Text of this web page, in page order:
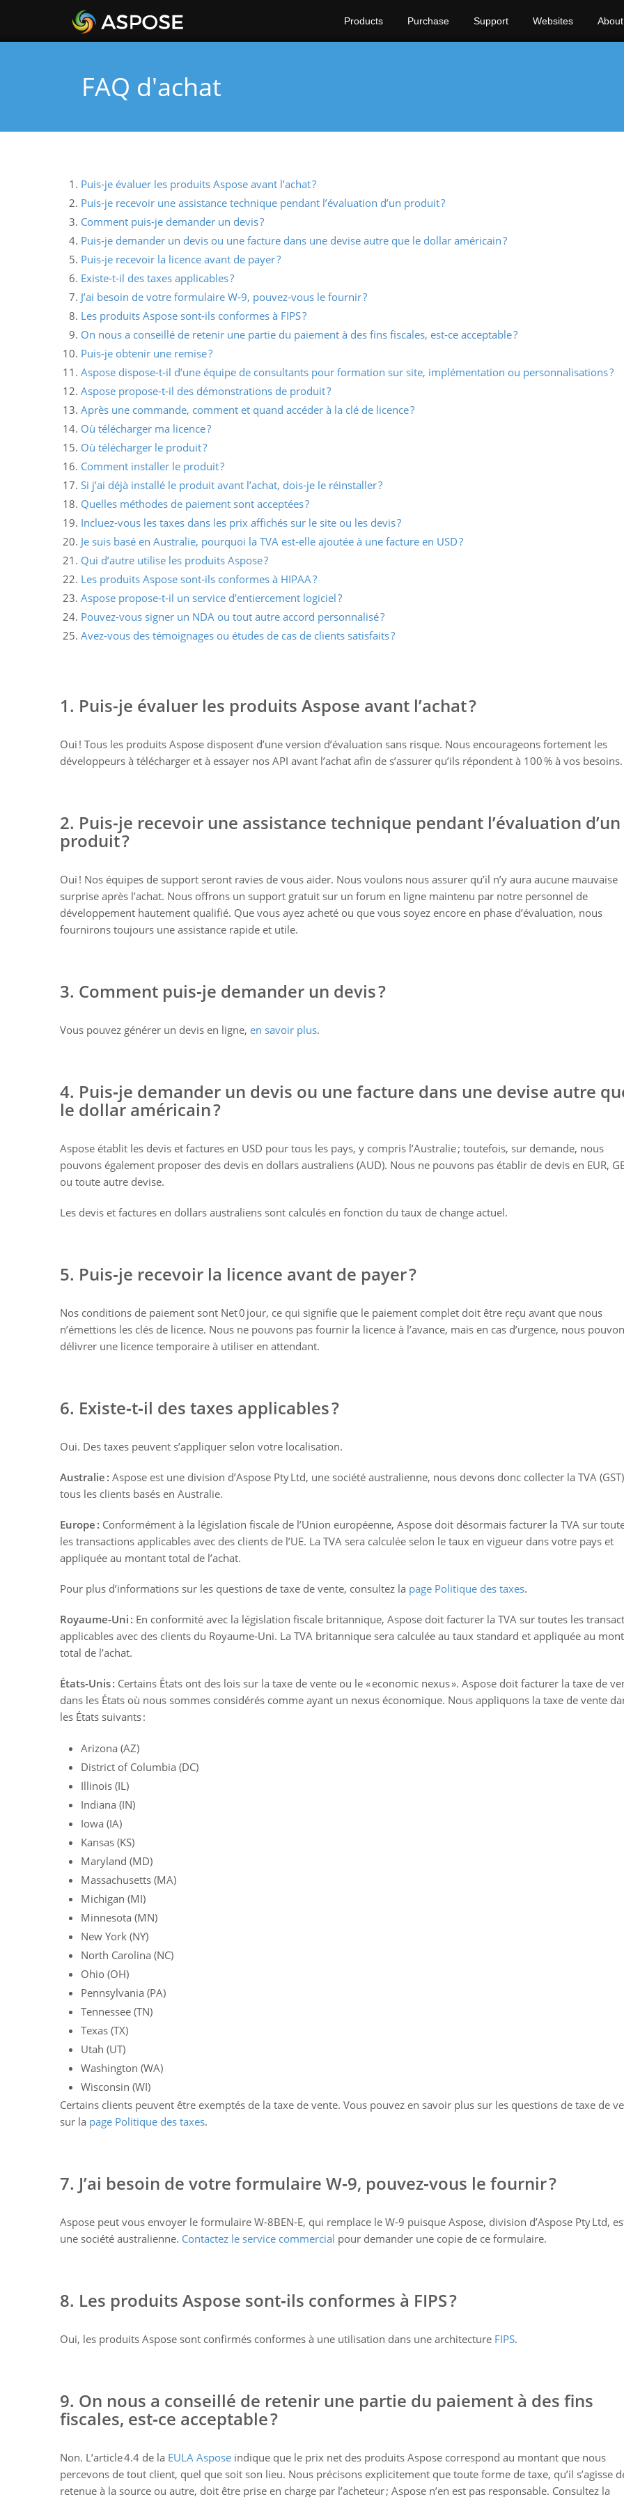
Products Purchase Support Websites About
FAQ d'achat
Puis-je évaluer les produits Aspose avant l’achat ?
Puis-je recevoir une assistance technique pendant l’évaluation d’un produit ?
Comment puis‑je demander un devis ?
Puis‑je demander un devis ou une facture dans une devise autre que le dollar américain ?
Puis‑je recevoir la licence avant de payer ?
Existe‑t‑il des taxes applicables ?
J’ai besoin de votre formulaire W‑9, pouvez‑vous le fournir ?
Les produits Aspose sont‑ils conformes à FIPS ?
On nous a conseillé de retenir une partie du paiement à des fins fiscales, est‑ce acceptable ?
Puis‑je obtenir une remise ?
Aspose dispose‑t‑il d’une équipe de consultants pour formation sur site, implémentation ou personnalisations ?
Aspose propose‑t‑il des démonstrations de produit ?
Après une commande, comment et quand accéder à la clé de licence ?
Où télécharger ma licence ?
Où télécharger le produit ?
Comment installer le produit ?
Si j’ai déjà installé le produit avant l’achat, dois‑je le réinstaller ?
Quelles méthodes de paiement sont acceptées ?
Incluez‑vous les taxes dans les prix affichés sur le site ou les devis ?
Je suis basé en Australie, pourquoi la TVA est‑elle ajoutée à une facture en USD ?
Qui d’autre utilise les produits Aspose ?
Les produits Aspose sont‑ils conformes à HIPAA ?
Aspose propose‑t‑il un service d’entiercement logiciel ?
Pouvez‑vous signer un NDA ou tout autre accord personnalisé ?
Avez‑vous des témoignages ou études de cas de clients satisfaits ?
1. Puis-je évaluer les produits Aspose avant l’achat ?
Oui ! Tous les produits Aspose disposent d’une version d’évaluation sans risque. Nous encourageons fortement les
développeurs à télécharger et à essayer nos API avant l’achat afin de s’assurer qu’ils répondent à 100 % à vos besoins.
2. Puis-je recevoir une assistance technique pendant l’évaluation d’un
produit ?
Oui ! Nos équipes de support seront ravies de vous aider. Nous voulons nous assurer qu’il n’y aura aucune mauvaise
surprise après l’achat. Nous offrons un support gratuit sur un forum en ligne maintenu par notre personnel de
développement hautement qualifié. Que vous ayez acheté ou que vous soyez encore en phase d’évaluation, nous
fournirons toujours une assistance rapide et utile.
3. Comment puis‑je demander un devis ?
Vous pouvez générer un devis en ligne, en savoir plus.
4. Puis‑je demander un devis ou une facture dans une devise autre
le dollar américain ?
Aspose établit les devis et factures en USD pour tous les pays, y compris l’Australie ; toutefois, sur demande, nous
pouvons également proposer des devis en dollars australiens (AUD). Nous ne pouvons pas établir de devis en EUR,
ou toute autre devise.
Les devis et factures en dollars australiens sont calculés en fonction du taux de change actuel.
5. Puis‑je recevoir la licence avant de payer ?
Nos conditions de paiement sont Net 0 jour, ce qui signifie que le paiement complet doit être reçu avant que nous
n’émettions les clés de licence. Nous ne pouvons pas fournir la licence à l’avance, mais en cas d’urgence, nous
délivrer une licence temporaire à utiliser en attendant.
6. Existe‑t‑il des taxes applicables ?
Oui. Des taxes peuvent s’appliquer selon votre localisation.
Australie : Aspose est une division d’Aspose Pty Ltd, une société australienne, nous devons donc collecter la TVA
tous les clients basés en Australie.
Europe : Conformément à la législation fiscale de l’Union européenne, Aspose doit désormais facturer la TVA sur
les transactions applicables avec des clients de l’UE. La TVA sera calculée selon le taux en vigueur dans votre pays et
appliquée au montant total de l’achat.
Pour plus d’informations sur les questions de taxe de vente, consultez la page Politique des taxes.
Royaume‑Uni : En conformité avec la législation fiscale britannique, Aspose doit facturer la TVA sur toutes les
applicables avec des clients du Royaume‑Uni. La TVA britannique sera calculée au taux standard et appliquée au
total de l’achat.
États‑Unis : Certains États ont des lois sur la taxe de vente ou le « economic nexus ». Aspose doit facturer la taxe de
dans les États où nous sommes considérés comme ayant un nexus économique. Nous appliquons la taxe de vente
les États suivants :
Arizona (AZ)
District of Columbia (DC)
Illinois (IL)
Indiana (IN)
Iowa (IA)
Kansas (KS)
Maryland (MD)
Massachusetts (MA)
Michigan (MI)
Minnesota (MN)
New York (NY)
North Carolina (NC)
Ohio (OH)
Pennsylvania (PA)
Tennessee (TN)
Texas (TX)
Utah (UT)
Washington (WA)
Wisconsin (WI)
Certains clients peuvent être exemptés de la taxe de vente. Vous pouvez en savoir plus sur les questions de taxe de
sur la page Politique des taxes.
7. J’ai besoin de votre formulaire W‑9, pouvez‑vous le fournir ?
Aspose peut vous envoyer le formulaire W‑8BEN‑E, qui remplace le W‑9 puisque Aspose, division d’Aspose Pty Ltd,
une société australienne. Contactez le service commercial pour demander une copie de ce formulaire.
8. Les produits Aspose sont‑ils conformes à FIPS ?
Oui, les produits Aspose sont confirmés conformes à une utilisation dans une architecture FIPS.
9. On nous a conseillé de retenir une partie du paiement à des fins
fiscales, est‑ce acceptable ?
Non. L’article 4.4 de la EULA Aspose indique que le prix net des produits Aspose correspond au montant que nous
percevons de tout client, quel que soit son lieu. Nous précisons explicitement que toute forme de taxe, qu’il s’agisse
retenue à la source ou autre, doit être prise en charge par l’acheteur ; Aspose n’en est pas responsable. Consultez la